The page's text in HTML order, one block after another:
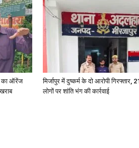
का ऑरेंज
मिर्जापुर में दुष्कर्म के दो आरोपी गिरफ्तार,
लोगों पर शांति भंग की कार्रवाई